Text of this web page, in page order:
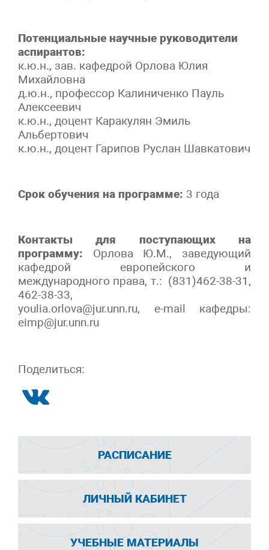
Потенциальные научные руководители
аспирантов:
к.ю.н., зав. кафедрой Орлова Юлия
Михайловна
д.ю.н., профессор Калиниченко Пауль
Алексеевич
к.ю.н., доцент Каракулян Эмиль
Альбертович
к.ю.н., доцент Гарипов Руслан Шавкатович
Срок обучения на программе: 3 года
Контакты для поступающих на
программу: Орлова Ю.М., заведующий
кафедрой европейского и
международного права, т.: (831)462-38-31,
462-38-33,
youlia.orlova@jur.unn.ru, e-mail кафедры:
eimp@jur.unn.ru
Поделиться:
РАСПИСАНИЕ
ЛИЧНЫЙ КАБИНЕТ
УЧЕБНЫЕ МАТЕРИАЛЫ